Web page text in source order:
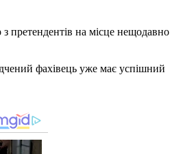
претендентів на місце нещодавно
фахівець уже має успішний